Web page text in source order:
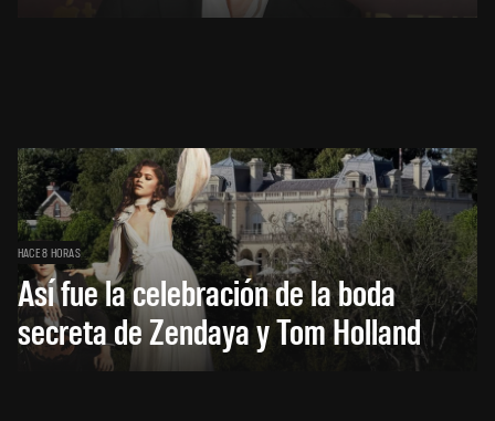
HACE 8 HORAS
Así fue la celebración de la boda
secreta de Zendaya y Tom Holland